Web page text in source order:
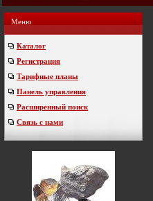
Меню
Каталог
Регистрация
Тарифные планы
Панель управления
Расширенный поиск
Связь с нами